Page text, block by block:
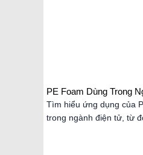
PE Foam Dùng Trong
Tìm hiểu ứng dụng của
trong ngành điện tử, từ